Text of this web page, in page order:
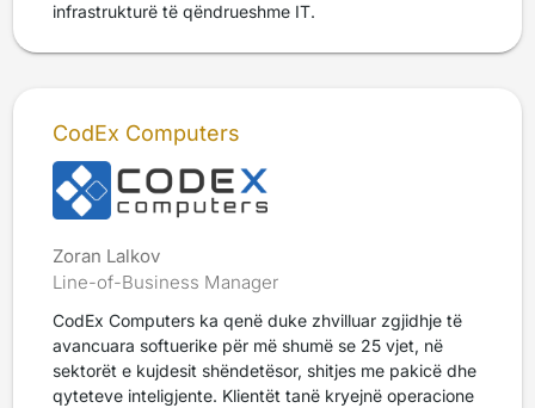
infrastrukturë të qëndrueshme IT.
CodEx Computers
Zoran Lalkov
Line-of-Business Manager
CodEx Computers ka qenë duke zhvilluar zgjidhje të
avancuara softuerike për më shumë se 25 vjet, në
sektorët e kujdesit shëndetësor, shitjes me pakicë dhe
qyteteve inteligjente. Klientët tanë kryejnë operacione